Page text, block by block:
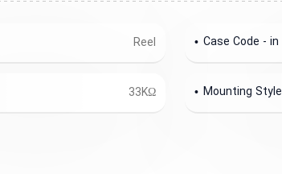
Case Code - in
Reel
Mounting Style
33KΩ